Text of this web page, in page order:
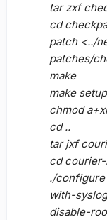
tar zxf
cd
patch <../
patches/
make
make
chmod
cd ..
tar jxf
cd
./
with-
disable-